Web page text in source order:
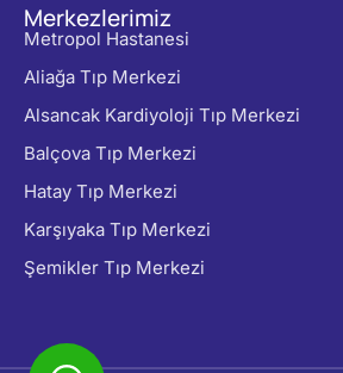
Merkezlerimiz
Metropol Hastanesi
Aliağa Tıp Merkezi
Alsancak Kardiyoloji Tıp Merkezi
Balçova Tıp Merkezi
Hatay Tıp Merkezi
Karşıyaka Tıp Merkezi
Şemikler Tıp Merkezi